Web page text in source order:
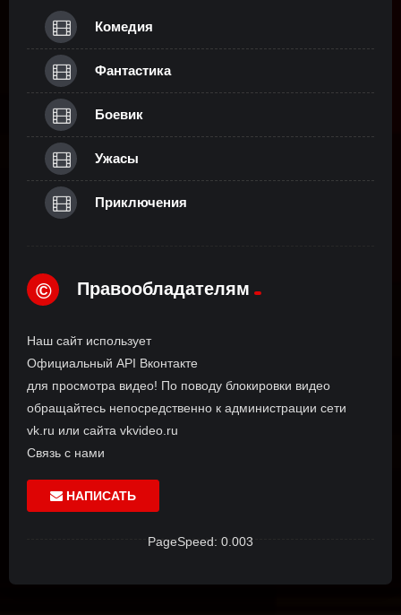
Комедия
Фантастика
Боевик
Ужасы
Приключения
© Правообладателям
Наш сайт использует
Официальный API Вконтакте
для просмотра видео! По поводу блокировки видео
обращайтесь непосредственно к администрации сети
vk.ru или сайта vkvideo.ru
Связь с нами
НАПИСАТЬ
PageSpeed: 0.003